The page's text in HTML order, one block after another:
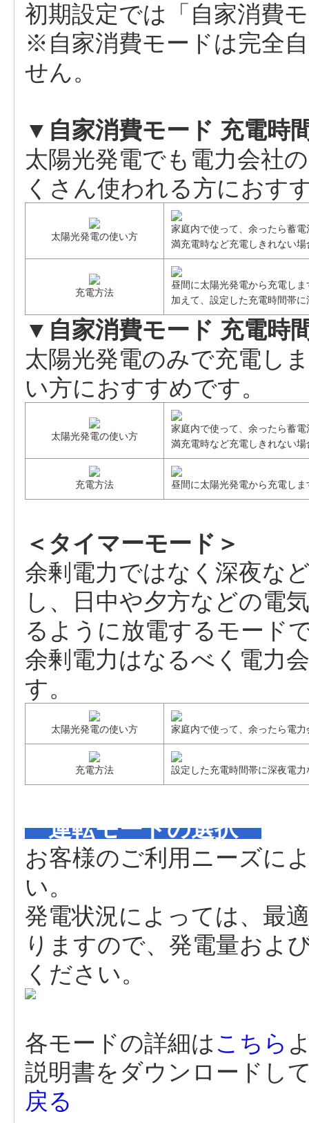
初期設定では「自家消費
※自家消費モードは完全
せん。
▼自家消費モード 充電時
太陽光発電でも電力会社
くさん使われる方におす
太陽光発電の使い方
家庭内で使って、余ったら蓄
満充電時など充電しきれない
充電方法
昼間に太陽光発電から充電しま
加えて、設定した充電時間帯
▼自家消費モード 充電時
太陽光発電のみで充電し
い方におすすめです。
太陽光発電の使い方
家庭内で使って、余ったら蓄
満充電時など充電しきれない
充電方法 昼間に太陽光発電から充電しま
＜タイマーモード＞
余剰電力ではなく深夜な
し、日中や夕方などの電
るように放電するモード
余剰電力はなるべく電力
す。
太陽光発電の使い方 家庭内で使って、余ったら電
充電方法 設定した充電時間帯に深夜電
運転モードの選択
お客様のご利用ニーズに
い。
発電状況によっては、最
りますので、発電量およ
ください。
各モードの詳細は こちら
説明書をダウンロードし
戻る